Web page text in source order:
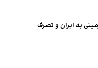
به ایران و تصرف